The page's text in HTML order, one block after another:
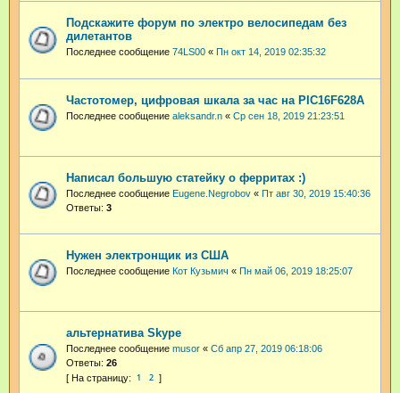
Подскажите форум по электро велосипедам без
дилетантов
Последнее сообщение 74LS00 « Пн окт 14, 2019 02:35:32
Частотомер, цифровая шкала за час на PIC16F628A
Последнее сообщение aleksandr.n « Ср сен 18, 2019 21:23:51
Написал большую статейку о ферритах :)
Последнее сообщение Eugene.Negrobov « Пт авг 30, 2019 15:40:36
Ответы: 3
Нужен электронщик из США
Последнее сообщение Кот Кузьмич « Пн май 06, 2019 18:25:07
альтернатива Skype
Последнее сообщение musor « Сб апр 27, 2019 06:18:06
Ответы: 26
1 2